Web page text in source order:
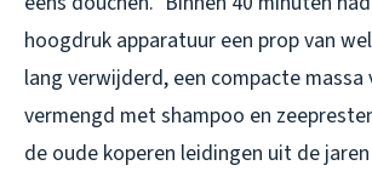
hoogdruk apparatuur een prop van
lang verwijderd, een compacte massa
vermengd met shampoo en
de oude koperen leidingen uit de